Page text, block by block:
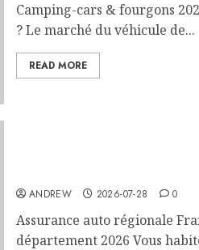
Camping-cars & fourgons
? Le marché du véhicule de...
READ MORE
ANDREW 2026-07-28 0
Assurance auto régionale
département 2026 Vous